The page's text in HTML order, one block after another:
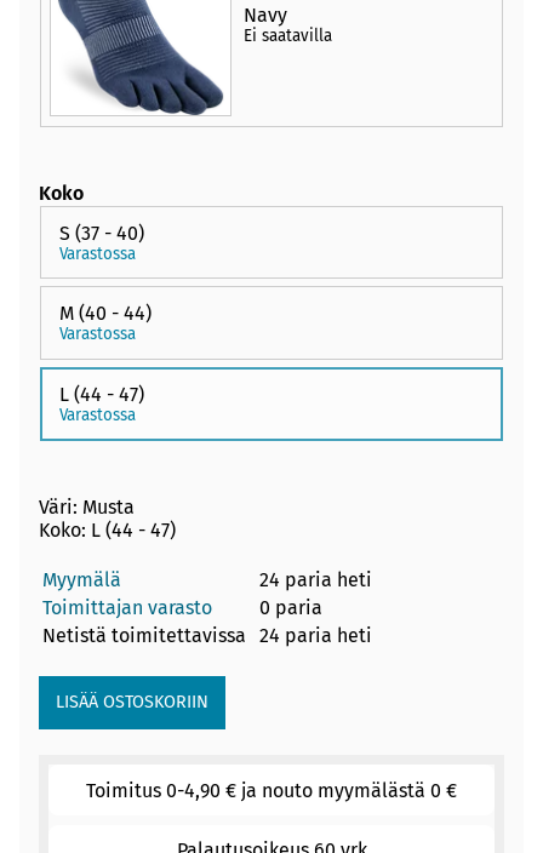
Navy
Ei saatavilla
Koko
S (37 - 40)
Varastossa
M (40 - 44)
Varastossa
L (44 - 47)
Varastossa
Väri: Musta
Koko: L (44 - 47)
Myymälä
24 paria heti
Toimittajan varasto
0 paria
Netistä toimitettavissa
24 paria heti
Toimitus 0-4,90 € ja nouto myymälästä 0 €